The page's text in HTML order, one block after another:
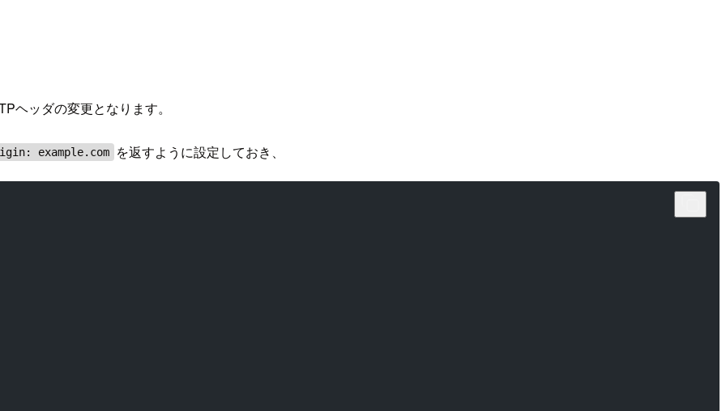
ヘッダの変更となります。
example.com を返すように設定しておき、